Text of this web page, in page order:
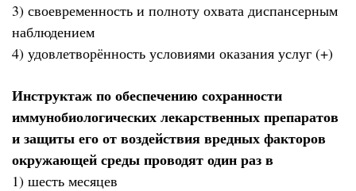
3) своевременность и полноту охвата диспансерным
наблюдением
4) удовлетворённость условиями оказания услуг (+)
Инструктаж по обеспечению сохранности
иммунобиологических лекарственных препаратов
и защиты его от воздействия вредных факторов
окружающей среды проводят один раз в
1) шесть месяцев